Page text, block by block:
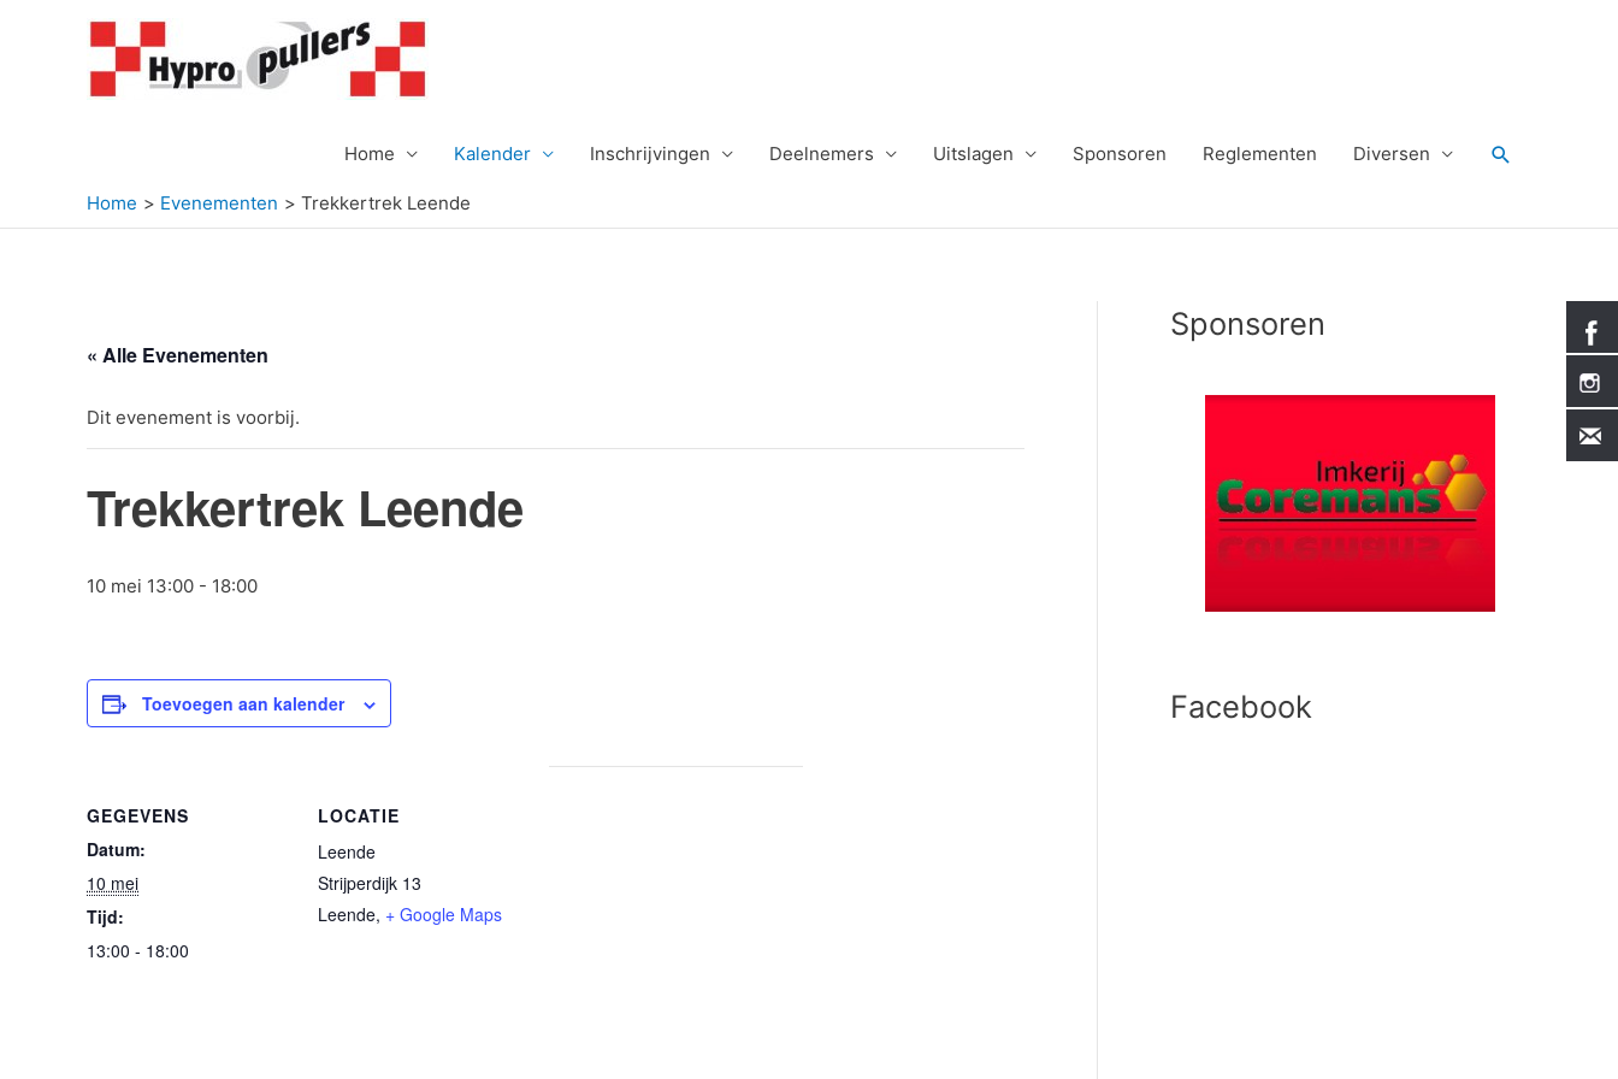
Home
Kalender Inschrijvingen Deelnemers Uitslagen Sponsoren Reglementen Diversen Zoeken
Home Evenementen Trekkertrek Leende
« Alle Evenementen
Dit evenement is voorbij.
Trekkertrek Leende
10 mei 13:00 - 18:00
Toevoegen aan kalender
GEGEVENS
Datum:
10 mei
Tijd:
13:00 - 18:00
LOCATIE
Leende
Strijperdijk 13
Leende, + Google Maps
Sponsoren
Facebook